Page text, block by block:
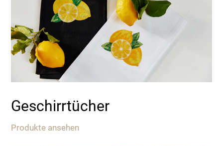
Geschirrtücher
Produkte ansehen